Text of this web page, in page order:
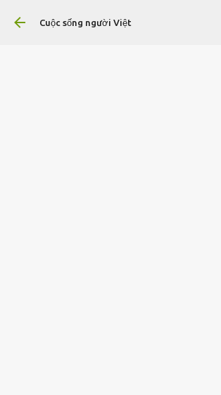
Chuyển đến nội dung chính
Cuộc sống người Việt